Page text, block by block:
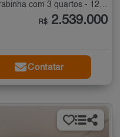
Apartamento à Venda na Vila Uberabinha com 3 quartos - 128 m²
R$ 2.539.000
Contatar